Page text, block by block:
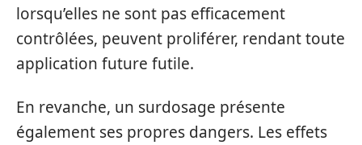
lorsqu’elles ne sont pas efficacement
contrôlées, peuvent proliférer, rendant toute
application future futile.
En revanche, un surdosage présente
également ses propres dangers. Les effets